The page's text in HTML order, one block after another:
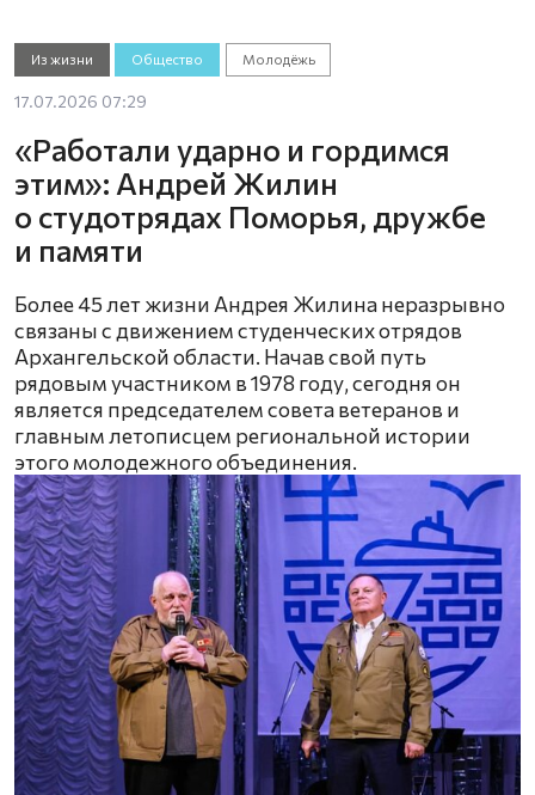
Из жизни Общество Молодёжь
17.07.2026 07:29
«Работали ударно и гордимся
этим»: Андрей Жилин
о студотрядах Поморья, дружбе
и памяти
Более 45 лет жизни Андрея Жилина неразрывно
связаны с движением студенческих отрядов
Архангельской области. Начав свой путь
рядовым участником в 1978 году, сегодня он
является председателем совета ветеранов и
главным летописцем региональной истории
этого молодежного объединения.